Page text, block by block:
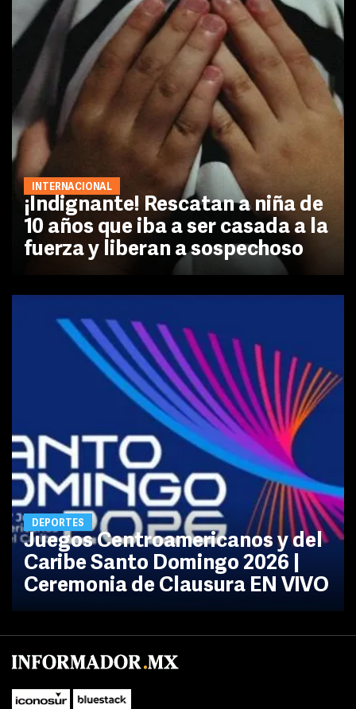
INTERNACIONAL
¡Indignante! Rescatan a niña de
10 años que iba a ser casada a la
fuerza y liberan a sospechoso
DEPORTES
Juegos Centroamericanos y del
Caribe Santo Domingo 2026 |
Ceremonia de Clausura EN VIVO